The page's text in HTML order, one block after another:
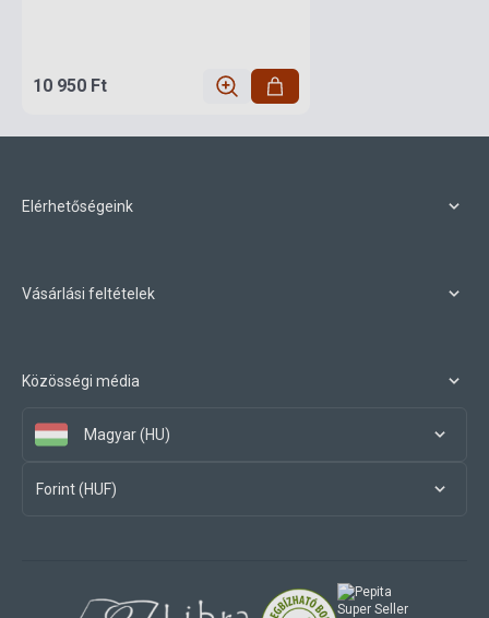
10 950 Ft
Elérhetőségeink
Vásárlási feltételek
Közösségi média
Magyar (HU)
Forint (HUF)